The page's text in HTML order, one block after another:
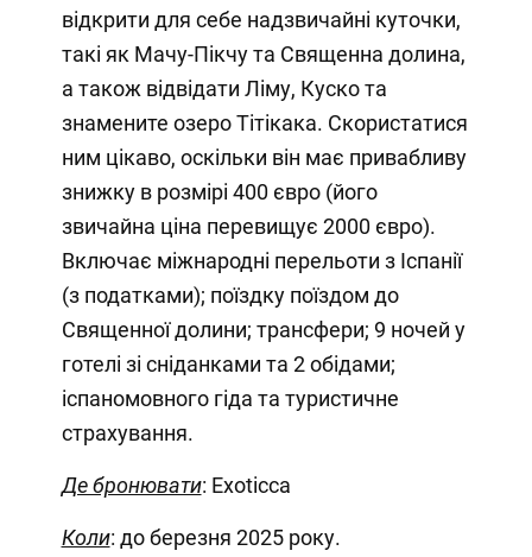
відкрити для себе надзвичайні куточки,
такі як Мачу-Пікчу та Священна долина,
а також відвідати Ліму, Куско та
знамените озеро Тітікака. Скористатися
ним цікаво, оскільки він має привабливу
знижку в розмірі 400 євро (його
звичайна ціна перевищує 2000 євро).
Включає міжнародні перельоти з Іспанії
(з податками); поїздку поїздом до
Священної долини; трансфери; 9 ночей у
готелі зі сніданками та 2 обідами;
іспаномовного гіда та туристичне
страхування.
Де бронювати: Exoticca
Коли: до березня 2025 року.